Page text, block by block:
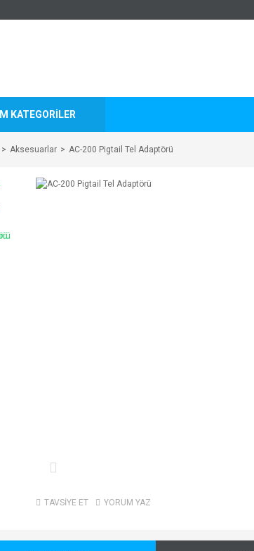
KATEGORİLER
Aksesuarlar AC-200 Pigtail Tel Adaptörü
TAVSİYE ET YORUM YAZ